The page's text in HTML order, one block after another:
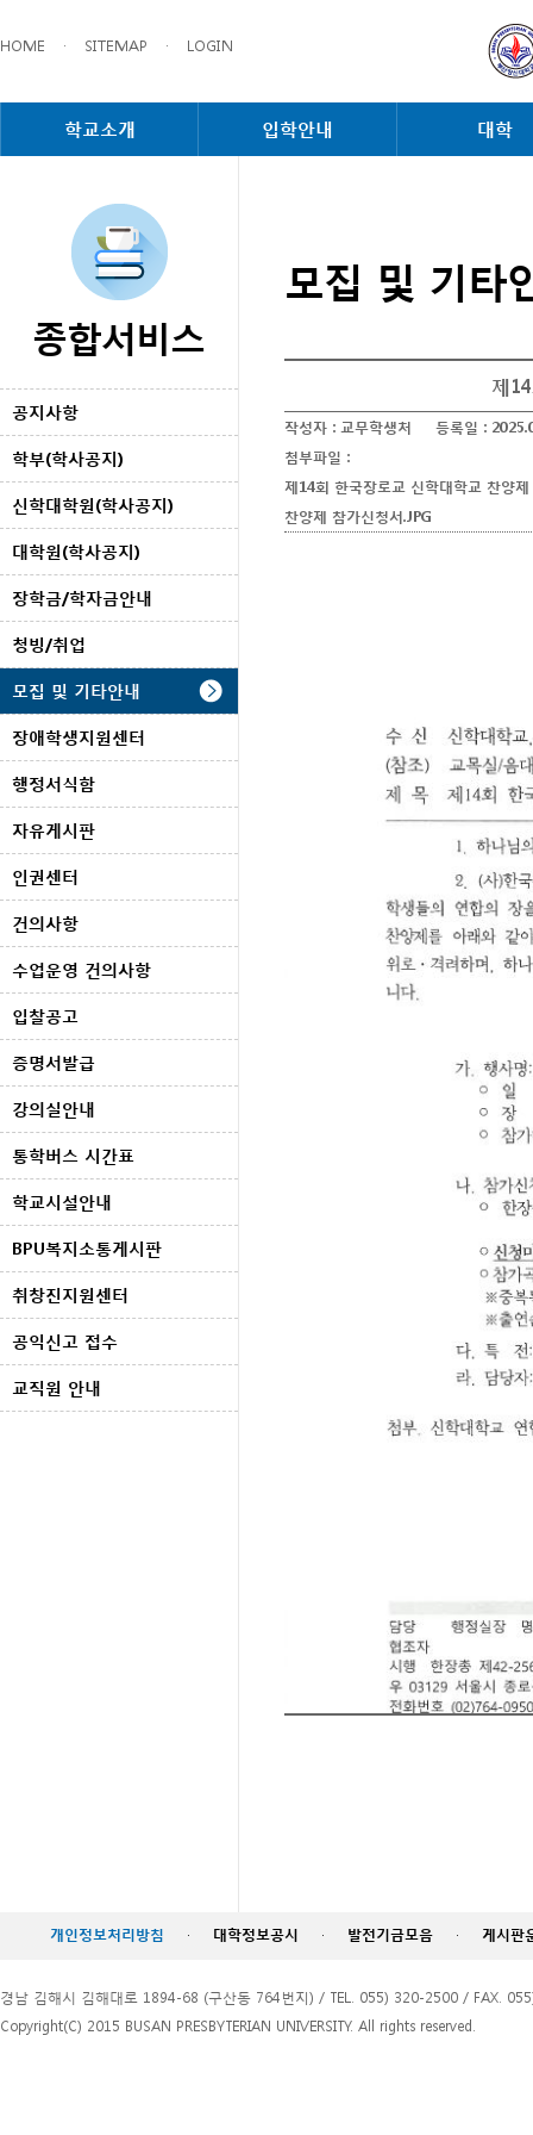
HOME · SITEMAP · LOGIN
학교소개 입학안내 대학
종합서비스
공지사항
학부(학사공지)
신학대학원(학사공지)
대학원(학사공지)
장학금/학자금안내
청빙/취업
모집 및 기타안내
장애학생지원센터
행정서식함
자유게시판
인권센터
건의사항
수업운영 건의사항
입찰공고
증명서발급
강의실안내
통학버스 시간표
학교시설안내
BPU복지소통게시판
취창진지원센터
공익신고 접수
교직원 안내
모집 및 기타
제
작성자 : 교무학생처 등록일 :
첨부파일 :
제14회 한국장로교 신학대학교 찬양제
찬양제 참가신청서.JPG
개인정보처리방침 · 대학정보공시 · 발전기금모음 · 게시판
경남 김해시 김해대로 1894-68 (구산동 764번지) / TEL. 055) 320-2500 / FAX.
Copyright(C) 2015 BUSAN PRESBYTERIAN UNIVERSITY. All rights reserved.